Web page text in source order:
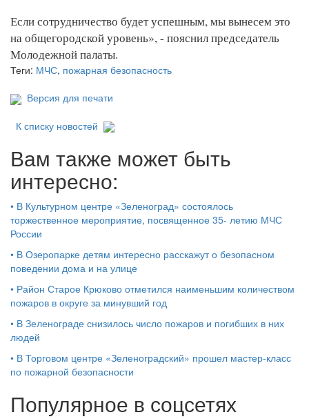
Если сотрудничество будет успешным, мы вынесем это
на общегородской уровень», - пояснил председатель
Молодежной палаты.
Теги: МЧС, пожарная безопасность
Версия для печати
К списку новостей
Вам также может быть
интересно:
• В Культурном центре «Зеленоград» состоялось
торжественное мероприятие, посвященное 35- летию МЧС
России
• В Озеропарке детям интересно расскажут о безопасном
поведении дома и на улице
• Район Старое Крюково отметился наименьшим количеством
пожаров в округе за минувший год
• В Зеленограде снизилось число пожаров и погибших в них
людей
• В Торговом центре «Зеленоградский» прошел мастер-класс
по пожарной безопасности
Популярное в соцсетях